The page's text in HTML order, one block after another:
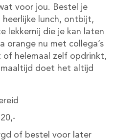
voor jou. Bestel je
lunch, ontbijt,
lekkernij die je kan laten
orange nu met collega’s
helemaal zelf opdrinkt,
doet het altijd
of bestel voor later